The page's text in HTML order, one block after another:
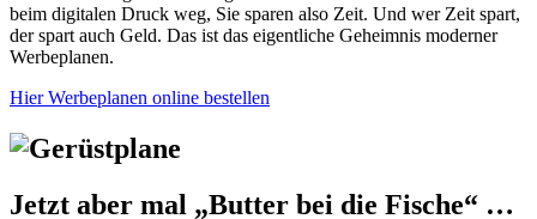
beim digitalen Druck weg, Sie sparen also Zeit. Und wer Zeit spart,
der spart auch Geld. Das ist das eigentliche Geheimnis moderner
Werbeplanen.
Hier Werbeplanen online bestellen
Jetzt aber mal „Butter bei die Fische“ …